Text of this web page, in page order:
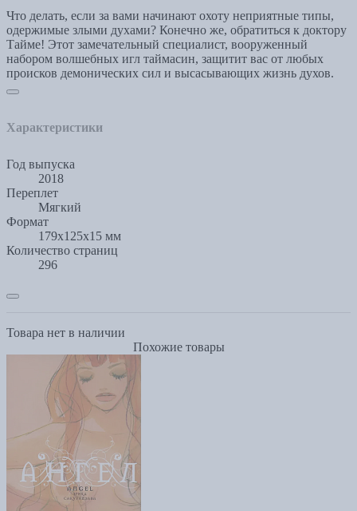
Что делать, если за вами начинают охоту неприятные типы,
одержимые злыми духами? Конечно же, обратиться к доктору
Тайме! Этот замечательный специалист, вооруженный
набором волшебных игл таймасин, защитит вас от любых
происков демонических сил и высасывающих жизнь духов.
Характеристики
Год выпуска
2018
Переплет
Мягкий
Формат
179x125x15 мм
Количество страниц
296
Товара нет в наличии
Похожие товары